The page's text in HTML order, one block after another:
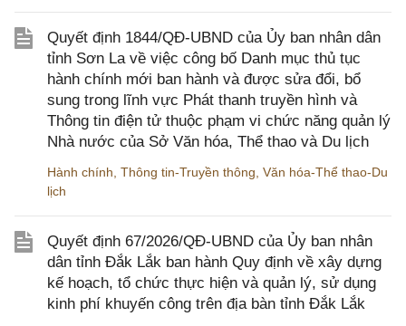
Quyết định 1844/QĐ-UBND của Ủy ban nhân dân
tỉnh Sơn La về việc công bố Danh mục thủ tục
hành chính mới ban hành và được sửa đổi, bổ
sung trong lĩnh vực Phát thanh truyền hình và
Thông tin điện tử thuộc phạm vi chức năng quản lý
Nhà nước của Sở Văn hóa, Thể thao và Du lịch
Hành chính Thông tin-Truyền thông Văn hóa-Thể thao-Du
lịch
Quyết định 67/2026/QĐ-UBND của Ủy ban nhân
dân tỉnh Đắk Lắk ban hành Quy định về xây dựng
kế hoạch, tổ chức thực hiện và quản lý, sử dụng
kinh phí khuyến công trên địa bàn tỉnh Đắk Lắk